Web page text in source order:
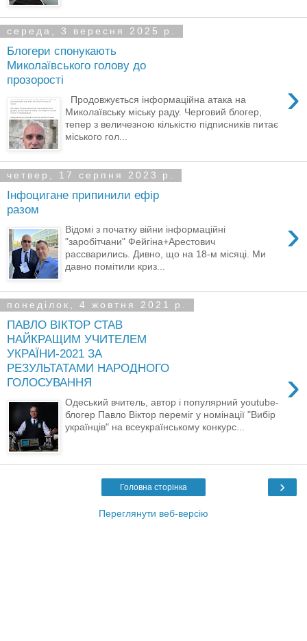
середа, 3 вересня 2025 р.
Блогери спонукають
Миколаївського голову до
прозорості
›
Продовжується інформаційна атака на
Миколаївську міську раду. Черговий блогер,
тепер з величезною кількістю підписників питає
міського гол...
четвер, 17 серпня 2023 р.
Інфоцигане припинили ефір
разом
›
Відомі з початку війни інформаційні
"заробітчани" Фейгіна+Арестович
рассварились. Дивно, що на 18-м місяці. Ми
давно помітили криз...
понеділок, 4 жовтня 2021 р.
ПАВЛО ВІКТОР СТАВ
НАЙКРАЩИМ УЧИТЕЛЕМ
УКРАЇНИ-2021 ЗА
РЕЗУЛЬТАТАМИ НАРОДНОГО
ГОЛОСУВАННЯ
›
Одеський вчитель, автор і популярний youtube-
блогер Павло Віктор переміг у номінації "Вибір
українців" на всеукраїнському конкурс...
›
Головна сторінка
Переглянути веб-версію